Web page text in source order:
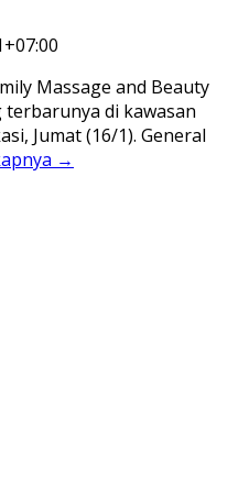
Massage and Beauty
terbarunya di kawasan
Jumat (16/1). General
→